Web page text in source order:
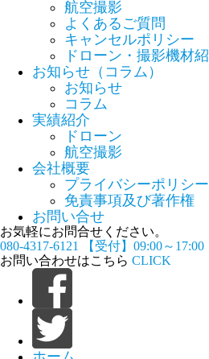
航空撮影
よくあるご質問
キャンセルポリシー
ドローン・撮影機材
お知らせ（コラム）
お知らせ
コラム
実績紹介
ドローン
航空撮影
会社概要
プライバシーポリシー
免責事項及び著作権
お問い合せ
お気軽にお問合せください。
080-4317-6121
【受付】09:00～
お問い合わせはこちら CLICK